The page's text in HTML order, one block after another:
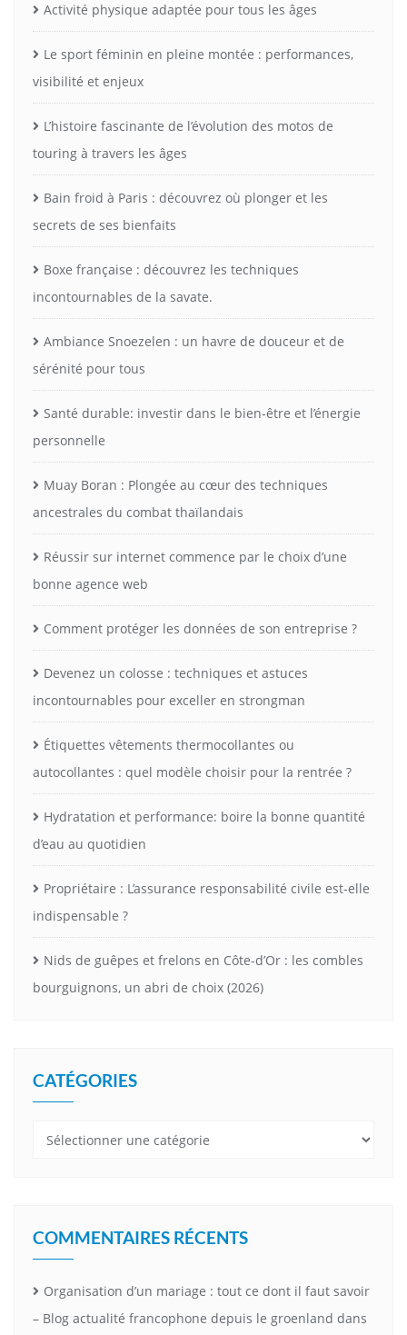
Activité physique adaptée pour tous les âges
Le sport féminin en pleine montée : performances,
visibilité et enjeux
L’histoire fascinante de l’évolution des motos de
touring à travers les âges
Bain froid à Paris : découvrez où plonger et les
secrets de ses bienfaits
Boxe française : découvrez les techniques
incontournables de la savate.
Ambiance Snoezelen : un havre de douceur et de
sérénité pour tous
Santé durable: investir dans le bien-être et l’énergie
personnelle
Muay Boran : Plongée au cœur des techniques
ancestrales du combat thaïlandais
Réussir sur internet commence par le choix d’une
bonne agence web
Comment protéger les données de son entreprise ?
Devenez un colosse : techniques et astuces
incontournables pour exceller en strongman
Étiquettes vêtements thermocollantes ou
autocollantes : quel modèle choisir pour la rentrée ?
Hydratation et performance: boire la bonne quantité
d’eau au quotidien
Propriétaire : L’assurance responsabilité civile est-elle
indispensable ?
Nids de guêpes et frelons en Côte-d’Or : les combles
bourguignons, un abri de choix (2026)
CATÉGORIES
Catégories
COMMENTAIRES RÉCENTS
Organisation d’un mariage : tout ce dont il faut savoir
– Blog actualité francophone depuis le groenland dans